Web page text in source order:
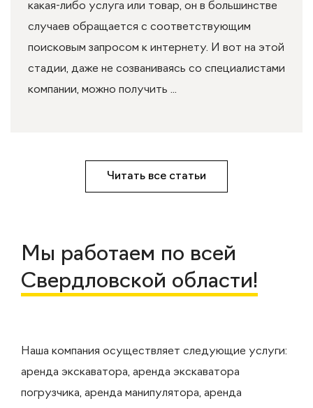
какая-либо услуга или товар, он в большинстве
случаев обращается с соответствующим
поисковым запросом к интернету. И вот на этой
стадии, даже не созваниваясь со специалистами
компании, можно получить ...
Читать все статьи
Мы работаем по всей
Свердловской области!
Наша компания осуществляет следующие услуги:
аренда экскаватора, аренда экскаватора
погрузчика, аренда манипулятора, аренда